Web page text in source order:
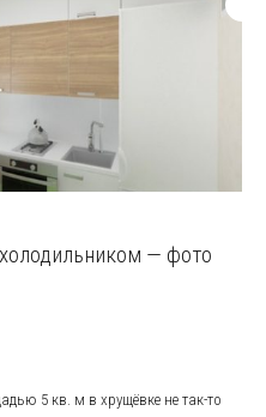
— фото
5 кв. м в хрущёвке не так-то